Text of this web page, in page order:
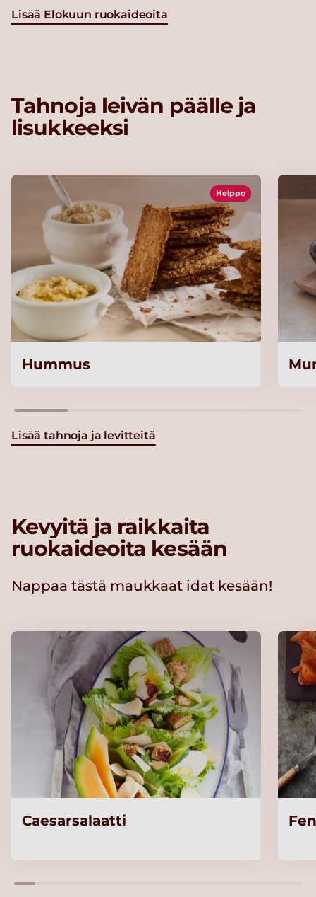
Lisää Elokuun ruokaideoita
Tahnoja leivän päälle ja
lisukkeeksi
Helppo
Hummus
Lisää tahnoja ja levitteitä
Kevyitä ja raikkaita
ruokaideoita kesään
Nappaa tästä maukkaat idat kesään!
Caesarsalaatti